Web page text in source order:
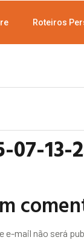
Roteiros
07-13-
e-mail não será